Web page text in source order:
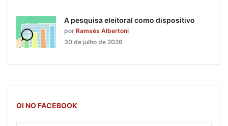
A pesquisa eleitoral como dispositivo
por Ramsés Albertoni
30 de julho de 2026
OI NO FACEBOOK